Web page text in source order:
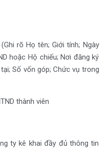
rõ Họ tên; Giới tính; Ngày
hoặc Hộ chiếu; Nơi đăng ký
Số vốn góp; Chức vụ trong
thành viên
ty kê khai đầy đủ thông tin